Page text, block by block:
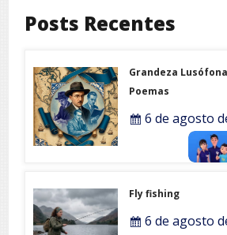
Posts Recentes
Grandeza
Poemas
6 de agosto
Fly fishing
6 de agosto